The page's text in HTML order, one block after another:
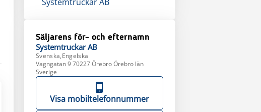
Säljarens för- och efternamn
Systemtruckar AB
Svenska,Engelska
Vagngatan 9 70227 Örebro Örebro län
Sverige
Visa mobiltelefonnummer